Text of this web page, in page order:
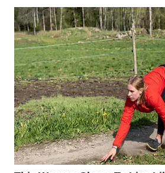
WN
MAJALENGKA
WN
SUBANG
WN
SUKABUMI
WN
PURWAKARTA